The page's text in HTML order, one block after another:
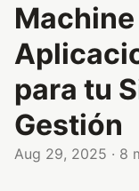
para tu
Gestión
Aug 29, 2025 · 8